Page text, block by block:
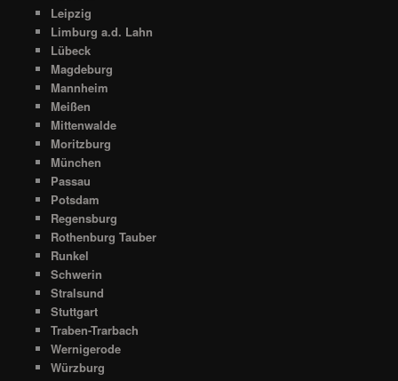
Leipzig
Limburg a.d. Lahn
Lübeck
Magdeburg
Mannheim
Meißen
Mittenwalde
Moritzburg
München
Passau
Potsdam
Regensburg
Rothenburg Tauber
Runkel
Schwerin
Stralsund
Stuttgart
Traben-Trarbach
Wernigerode
Würzburg